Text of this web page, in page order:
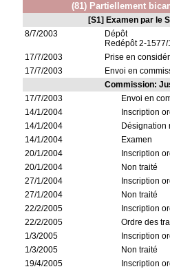
(81) Partiellement
[S1] Examen par le
8/7/2003
Dépôt
Redépôt 2-
17/7/2003
Prise en
17/7/2003
Envoi en
Commission:
17/7/2003
Envoi en
14/1/2004
Inscription
14/1/2004
Désignation
14/1/2004
Examen
20/1/2004
Inscription
20/1/2004
Non traité
27/1/2004
Inscription
27/1/2004
Non traité
22/2/2005
Inscription
22/2/2005
Ordre des
1/3/2005
Inscription
1/3/2005
Non traité
19/4/2005
Inscription